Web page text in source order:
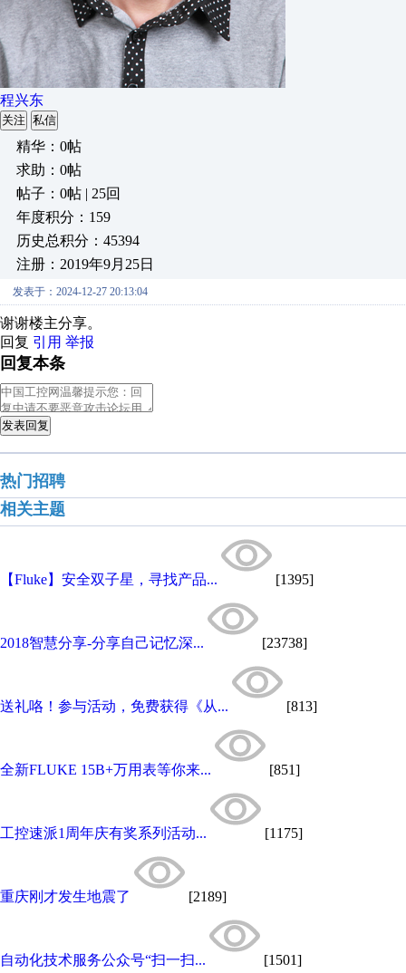
程兴东
关注 私信
精华：0帖
求助：0帖
帖子：0帖 | 25回
年度积分：159
历史总积分：45394
注册：2019年9月25日
发表于：2024-12-27 20:13:04
谢谢楼主分享。
回复 引用 举报
回复本条
发表回复
热门招聘
相关主题
【Fluke】安全双子星，寻找产品... [1395]
2018智慧分享-分享自己记忆深... [23738]
送礼咯！参与活动，免费获得《从... [813]
全新FLUKE 15B+万用表等你来... [851]
工控速派1周年庆有奖系列活动... [1175]
重庆刚才发生地震了 [2189]
自动化技术服务公众号“扫一扫... [1501]